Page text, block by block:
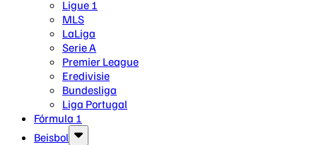
Ligue 1
MLS
LaLiga
Serie A
Premier League
Eredivisie
Bundesliga
Liga Portugal
Fórmula 1
Beisbol